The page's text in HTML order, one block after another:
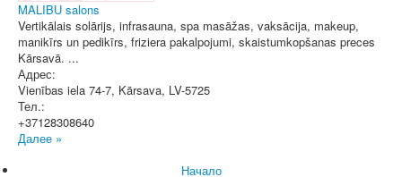
MALIBU salons
Vertikālais solārijs, infrasauna, spa masāžas, vaksācija, makeup,
manikīrs un pedikīrs, friziera pakalpojumi, skaistumkopšanas preces
Kārsavā. ...
Адрес:
Vienības iela 74-7, Kārsava, LV-5725
Тел.:
+37128308640
Далее »
Начало